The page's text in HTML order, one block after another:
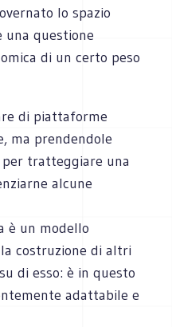
lo spazio
questione
di un certo peso
di piattaforme
ma prendendole
tratteggiare una
alcune
è un modello
costruzione di altri
di esso: è in questo
adattabile e